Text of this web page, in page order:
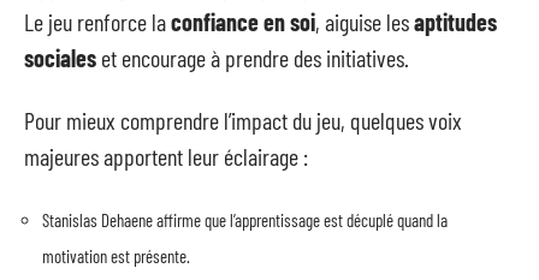
Le jeu renforce laconfiance en soi, aiguise lesaptitudes
sociales et encourage à prendre des initiatives.
Pour mieux comprendre l’impact du jeu, quelques voix
majeures apportent leur éclairage :
Stanislas Dehaene affirme que l’apprentissage est décuplé quand la
motivation est présente.